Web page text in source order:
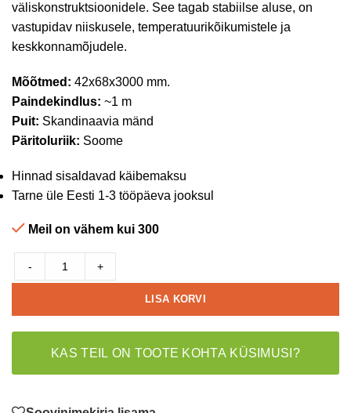
väliskonstruktsioonidele. See tagab stabiilse aluse, on
vastupidav niiskusele, temperatuurikõikumistele ja
keskkonnamõjudele.
Mõõtmed: 42x68x3000 mm.
Paindekindlus: ~1 m
Puit: Skandinaavia mänd
Päritoluriik: Soome
Hinnad sisaldavad käibemaksu
Tarne üle Eesti 1-3 tööpäeva jooksul
Meil on vähem kui 300
- +
LISA KORVI
KAS TEIL ON TOOTE KOHTA KÜSIMUSI?